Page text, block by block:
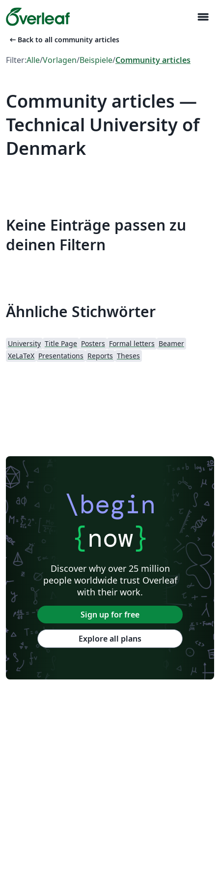
menu
arrow_left_alt Back to all community articles
Filter:Alle/Vorlagen/Beispiele/Community articles
Community articles —
Technical University of
Denmark
Keine Einträge passen zu
deinen Filtern
Ähnliche Stichwörter
University Title Page Posters Formal letters Beamer
XeLaTeX Presentations Reports Theses
\begin
{now}
Discover why over 25 million
people worldwide trust Overleaf
with their work.
Sign up for free
Explore all plans